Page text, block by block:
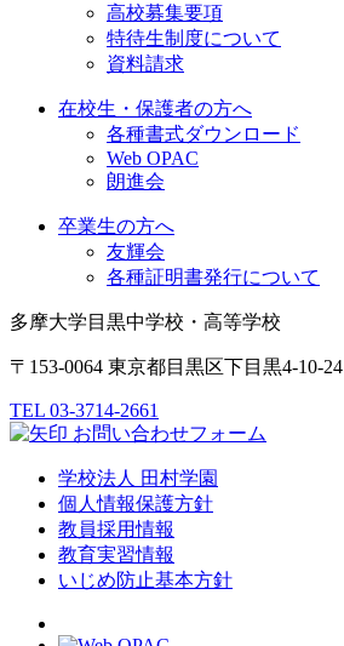
高校募集要項
特待生制度について
資料請求
在校生・保護者の方へ
各種書式ダウンロード
Web OPAC
朗進会
卒業生の方へ
友輝会
各種証明書発行について
多摩大学目黒中学校・高等学校
〒153-0064 東京都目黒区下目黒4-10-24
TEL 03-3714-2661
お問い合わせフォーム
学校法人 田村学園
個人情報保護方針
教員採用情報
教育実習情報
いじめ防止基本方針